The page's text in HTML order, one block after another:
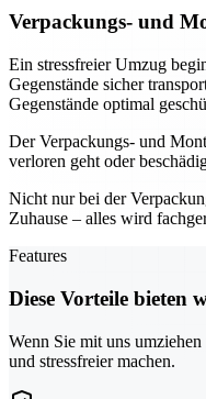
Verpackungs- und
Ein stressfreier Umzug
Gegenstände sicher
Gegenstände optimal
Der Verpackungs- und
verloren geht oder
Nicht nur bei der
Zuhause – alles wird
Features
Diese Vorteile bieten
Wenn Sie mit uns
und stressfreier machen.